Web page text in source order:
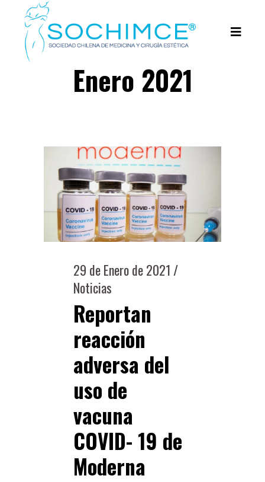
Enero 2021
29 de Enero de 2021
Noticias
Reportan
reacción
adversa del
uso de
vacuna
COVID- 19 de
Moderna